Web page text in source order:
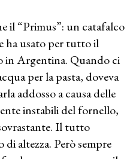
il “Primus”: un catafalco
ha usato per tutto il
in Argentina. Quando ci
per la pasta, doveva
addosso a causa delle
instabili del fornello,
Il tutto
altezza. Però sempre